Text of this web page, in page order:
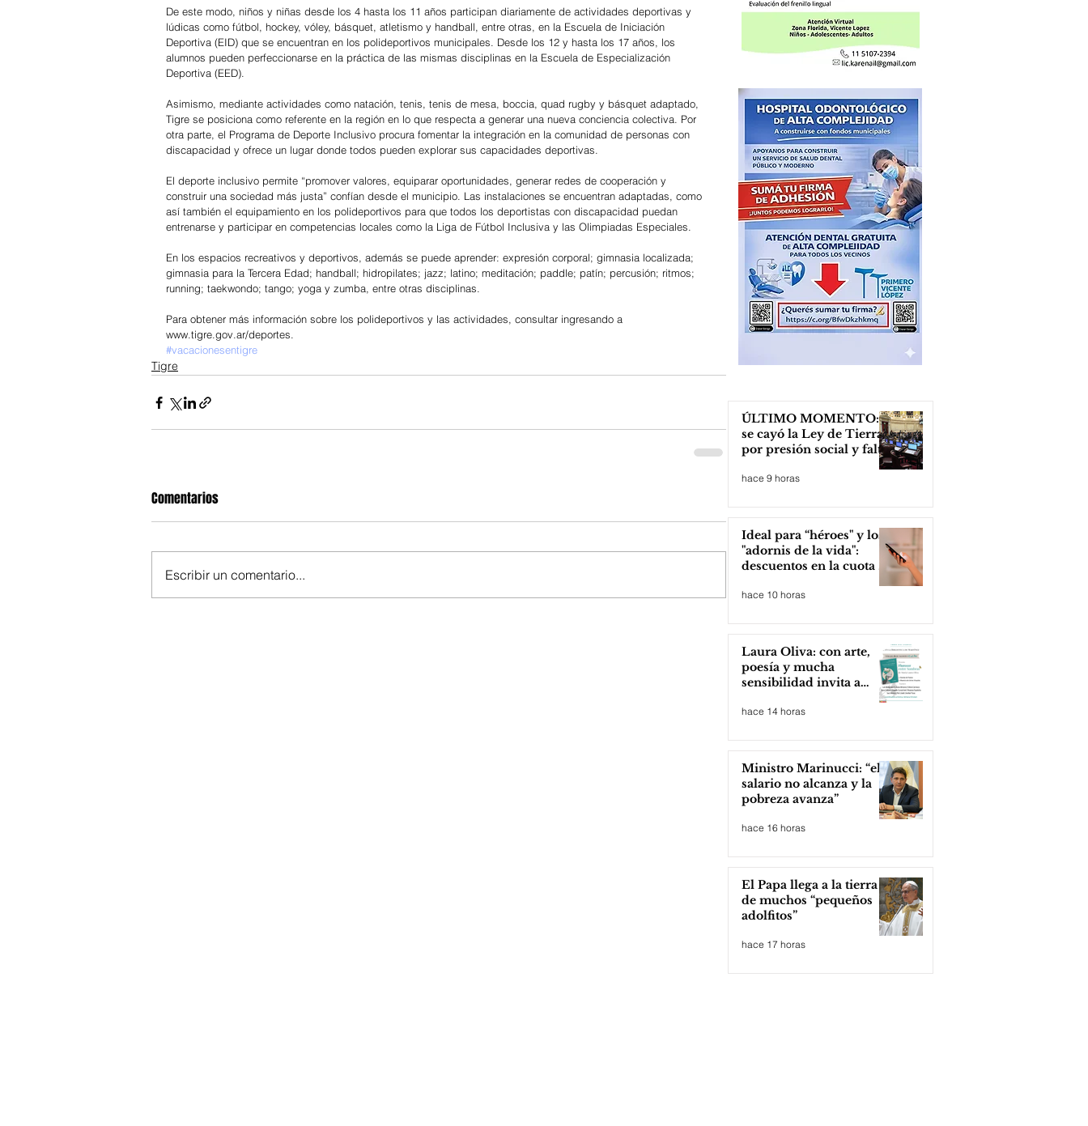
De este modo, niños y niñas desde los 4 hasta los 11 años participan diariamente de actividades deportivas y
lúdicas como fútbol, hockey, vóley, básquet, atletismo y handball, entre otras, en la Escuela de Iniciación
Deportiva (EID) que se encuentran en los polideportivos municipales. Desde los 12 y hasta los 17 años, los
alumnos pueden perfeccionarse en la práctica de las mismas disciplinas en la Escuela de Especialización
Deportiva (EED).
Asimismo, mediante actividades como natación, tenis, tenis de mesa, boccia, quad rugby y básquet adaptado,
Tigre se posiciona como referente en la región en lo que respecta a generar una nueva conciencia colectiva. Por
otra parte, el Programa de Deporte Inclusivo procura fomentar la integración en la comunidad de personas con
discapacidad y ofrece un lugar donde todos pueden explorar sus capacidades deportivas.
El deporte inclusivo permite “promover valores, equiparar oportunidades, generar redes de cooperación y
construir una sociedad más justa” confían desde el municipio. Las instalaciones se encuentran adaptadas, como
así también el equipamiento en los polideportivos para que todos los deportistas con discapacidad puedan
entrenarse y participar en competencias locales como la Liga de Fútbol Inclusiva y las Olimpiadas Especiales.
En los espacios recreativos y deportivos, además se puede aprender: expresión corporal; gimnasia localizada;
gimnasia para la Tercera Edad; handball; hidropilates; jazz; latino; meditación; paddle; patín; percusión; ritmos;
running; taekwondo; tango; yoga y zumba, entre otras disciplinas.
Para obtener más información sobre los polideportivos y las actividades, consultar ingresando a
www.tigre.gov.ar/deportes.
#vacacionesentigre
Tigre
Comentarios
Escribir un comentario...
ÚLTIMO MOMENTO:
se cayó la Ley de Tierras
por presión social y falta
hace 9 horas
Ideal para “héroes" y los
"adornis de la vida":
descuentos en la cuota 4
hace 10 horas
Laura Oliva: con arte,
poesía y mucha
sensibilidad invita a
hace 14 horas
Ministro Marinucci: “el
salario no alcanza y la
pobreza avanza”
hace 16 horas
El Papa llega a la tierra
de muchos “pequeños
adolfitos”
hace 17 horas